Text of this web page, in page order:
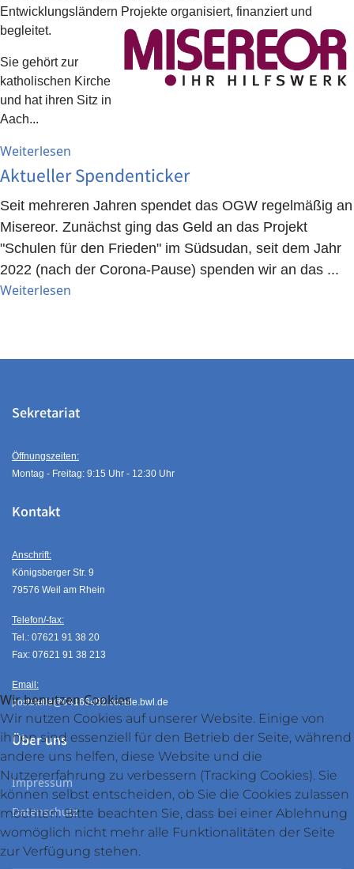
Entwicklungsländern Projekte organisiert, finanziert und
begleitet.
Sie gehört zur
katholischen Kirche
und hat ihren Sitz in
Aach...
Weiterlesen
Aktueller Spendenticker
Seit mehreren Jahren spendet das OGW regelmäßig an
Misereor. Zunächst ging das Geld an das Projekt
"Schulen für den Frieden" im Südsudan, seit dem Jahr
2022 (nach der Corona-Pause) spenden wir an das ...
Weiterlesen
Sekretariat
Öffnungszeiten:
Montag - Freitag: 9:15 Uhr - 12:30 Uhr
Kontakt
Anschrift:
Königsberger Str. 9
79576 Weil am Rhein
Telefon/-fax:
Tel.: 07621 91 38 20
Fax: 07621 91 38 213
Email:
poststelle@04166492.schule.bwl.de
Über uns
Impressum
Datenschutz
Wir benutzen Cookies
Wir nutzen Cookies auf unserer Website. Einige von
ihnen sind essenziell für den Betrieb der Seite, während
andere uns helfen, diese Website und die
Nutzererfahrung zu verbessern (Tracking Cookies). Sie
können selbst entscheiden, ob Sie die Cookies zulassen
möchten. Bitte beachten Sie, dass bei einer Ablehnung
womöglich nicht mehr alle Funktionalitäten der Seite
zur Verfügung stehen.